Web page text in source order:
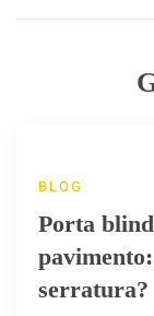
BLOG
Porta
serratura?